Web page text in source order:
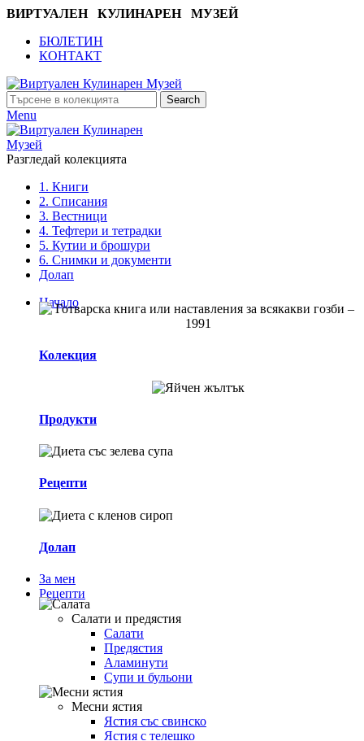
ВИРТУАЛЕН КУЛИНАРЕН МУЗЕЙ
БЮЛЕТИН
КОНТАКТ
Search
Menu
Разгледай колекцията
1. Книги
2. Списания
3. Вестници
4. Тефтери и тетрадки
5. Кутии и брошури
6. Снимки и документи
Долап
Начало
Колекция
Продукти
Рецепти
Долап
За мен
Рецепти
Салати и предястия
Салати
Предястия
Аламинути
Супи и бульони
Месни ястия
Ястия със свинско
Ястия с телешко